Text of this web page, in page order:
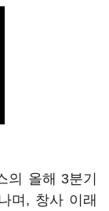
의 올해 3분기
며, 창사 이래